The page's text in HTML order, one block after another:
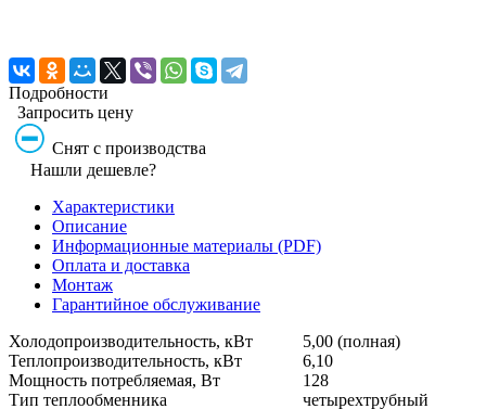
Подробности
Запросить цену
Снят с производства
Нашли дешевле?
Характеристики
Описание
Информационные материалы (PDF)
Оплата и доставка
Монтаж
Гарантийное обслуживание
Холодопроизводительность, кВт
5,00 (полная)
Теплопроизводительность, кВт
6,10
Мощность потребляемая, Вт
128
Тип теплообменника
четырехтрубный